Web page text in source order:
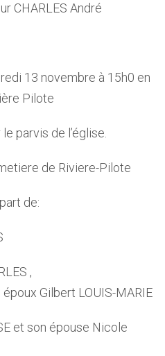
CHARLES André
13 novembre à 15h0 en
Pilote
parvis de l’église.
de Riviere-Pilote
de:
,
Gilbert LOUIS-MARIE
et son épouse Nicole